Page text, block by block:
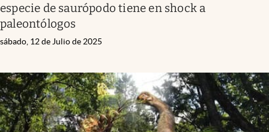
especie de saurópodo tiene en shock a
paleontólogos
sábado, 12 de Julio de 2025